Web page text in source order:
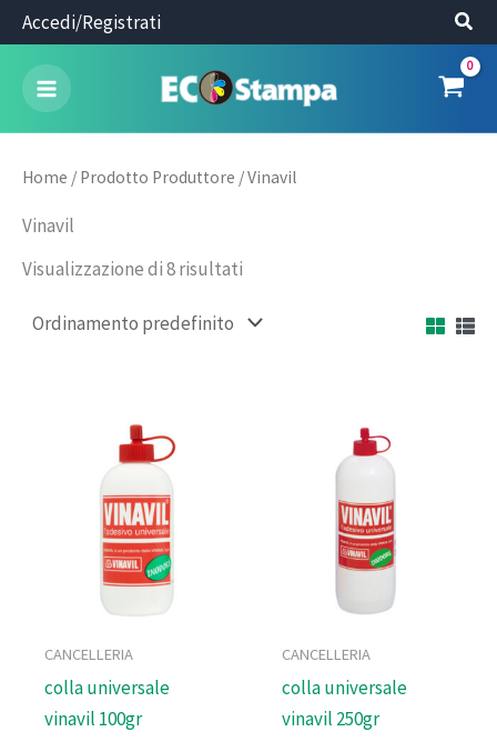
al
contenuto
Accedi/Registrati
Home / Prodotto Produttore / Vinavil
Vinavil
Visualizzazione di 8 risultati
CANCELLERIA
colla universale
vinavil 100gr
CANCELLERIA
colla universale
vinavil 250gr